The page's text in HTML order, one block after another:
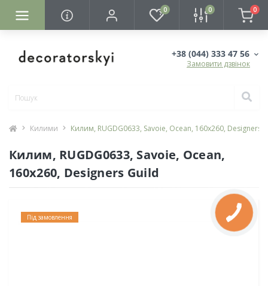
0 0 0
+38 (044) 333 47 56
Замовити дзвінок
Килими Килим, RUGDG0633, Savoie, Ocean, 160х260, Designers
Килим, RUGDG0633, Savoie, Ocean,
160х260, Designers Guild
Під замовлення